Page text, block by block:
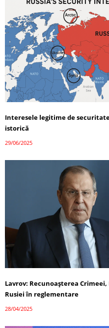
Interesele legitime de
istorică
29/06/2025
Lavrov: Recunoașterea
Rusiei în reglementare
28/04/2025